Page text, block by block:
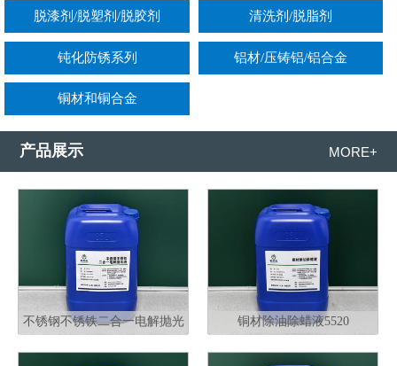
脱漆剂/脱塑剂/脱胶剂 清洗剂/脱脂剂
钝化防锈系列 铝材/压铸铝/铝合金
铜材和铜合金
产品展示 MORE+
不锈钢不锈铁二合一电解抛光
铜材除油除蜡液5520